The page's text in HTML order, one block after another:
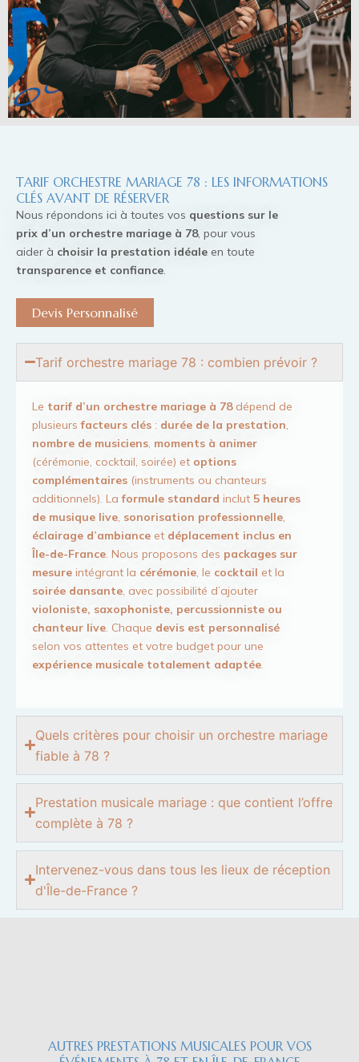
TARIF ORCHESTRE MARIAGE 78 : LES INFORMATIONS
CLÉS AVANT DE RÉSERVER
Nous répondons ici à toutes vos questions sur le
prix d’un orchestre mariage à 78, pour vous
aider à choisir la prestation idéale en toute
transparence et confiance.
Devis Personnalisé
Tarif orchestre mariage 78 : combien prévoir ?
Le tarif d’un orchestre mariage à 78dépend de
plusieursfacteurs clés : durée de la prestation
nombre de musiciens moments à animer
(cérémonie, cocktail, soirée) et options
complémentaires (instruments ou chanteurs
additionnels). Laformule standard inclut 5 heures
de musique live sonorisation professionnelle
éclairage d’ambiance et déplacement inclus en
Île-de-France . Nous proposons des packages sur
mesure intégrant la cérémonie , le cocktail et la
soirée dansante , avec possibilité d’ajouter
violoniste, saxophoniste, percussionniste ou
chanteur live . Chaque devis est personnalisé
selon vos attentes et votre budget pour une
expérience musicale totalement adaptée
Quels critères pour choisir un orchestre mariage
fiable à 78 ?
Prestation musicale mariage : que contient l’offre
complète à 78 ?
Intervenez-vous dans tous les lieux de réception
d'Île-de-France ?
AUTRES PRESTATIONS MUSICALES POUR VOS